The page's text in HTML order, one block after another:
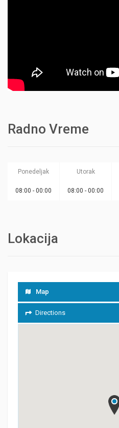
Radno Vreme
Ponedeljak Utorak
08:00 - 00:00 08:00 - 00:00
Lokacija
Map
Directions